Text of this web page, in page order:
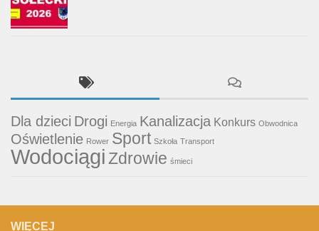
Dla dzieci Drogi Energia Kanalizacja Konkurs Obwodnica
Oświetlenie Rower Sport Szkoła Transport
WodociągiZdrowie śmieci
WIĘCEJ